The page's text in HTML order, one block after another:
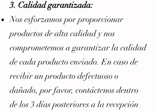
3. Calidad garantizada:
Nos esforzamos por proporcionar
productos de alta calidad y nos
comprometemos a garantizar la calidad
de cada producto enviado. En caso de
recibir un producto defectuoso o
dañado, por favor, contáctenos dentro
de los 3 días posteriores a la recepción